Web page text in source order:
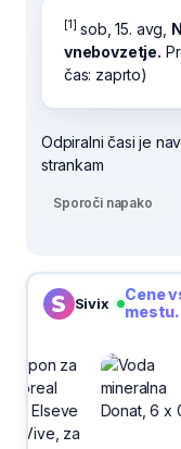
[1] sob, 15. avg,
vnebovzetje.
čas: zaprto)
Odpiralni časi je
strankam
Sporoči napako
Sivix
Cene
mestu.